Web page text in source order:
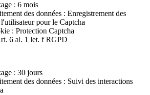
: 6 mois
des données : Enregistrement des
pour le Captcha
: Protection Captcha
6 al. 1 let. f RGPD
: 30 jours
des données : Suivi des interactions